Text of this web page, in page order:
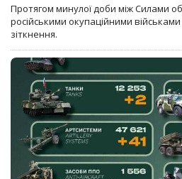
Протягом минулої доби між Силами
російськими окупаційними
зіткнення.